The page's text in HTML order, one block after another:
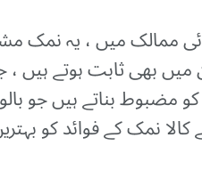
ممالک میں ، یہ نمک
میں بھی ثابت ہوتے
کو مضبوط بناتے ہیں جو
کالا نمک کے فوائد کو